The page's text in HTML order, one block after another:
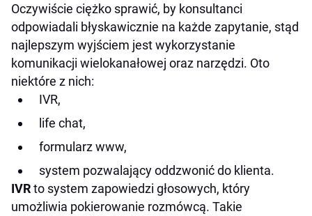
Oczywiście ciężko sprawić, by konsultanci
odpowiadali błyskawicznie na każde zapytanie, stąd
najlepszym wyjściem jest wykorzystanie
komunikacji wielokanałowej oraz narzędzi. Oto
niektóre z nich:
IVR,
life chat,
formularz www,
system pozwalający oddzwonić do klienta.
IVRto system zapowiedzi głosowych, który
umożliwia pokierowanie rozmówcą. Takie